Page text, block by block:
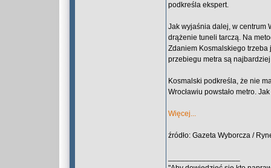
podkreśla ekspert.
Jak wyjaśnia dalej, w centrum
drążenie tuneli tarczą. Na
Zdaniem Kosmalskiego
przebiegu metra są
Kosmalski podkreśla, że nie
Wrocławiu powstało metro.
Więcej...
źródło: Gazeta Wyborcza /